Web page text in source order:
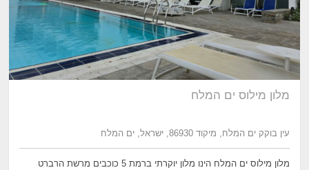
מלון מילוס ים המלח
עין בוקק ים המלח, מיקוד 86930, ישראל, ים המלח
מלון מילוס ים המלח הינו מלון יוקרתי ברמת 5 כוכבים מרשת הרברט